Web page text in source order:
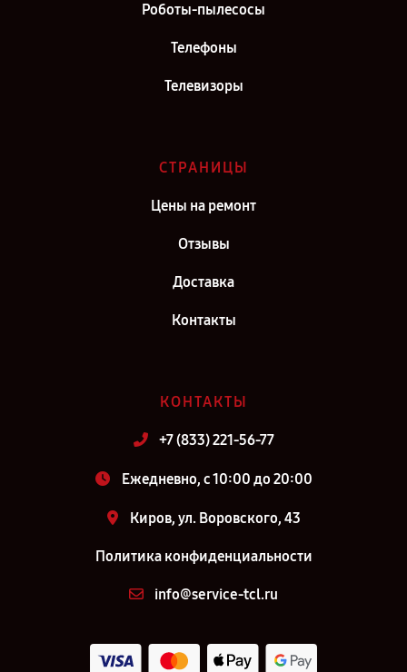
Роботы-пылесосы
Телефоны
Телевизоры
СТРАНИЦЫ
Цены на ремонт
Отзывы
Доставка
Контакты
КОНТАКТЫ
+7 (833) 221-56-77
Ежедневно, с 10:00 до 20:00
Киров, ул. Воровского, 43
Политика конфиденциальности
info@service-tcl.ru